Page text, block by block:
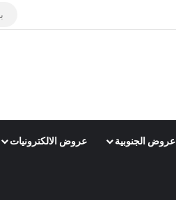
عروض الجنوبية عروض الالكترونيات